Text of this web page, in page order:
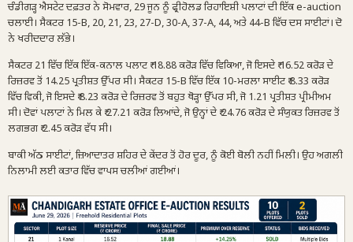
ਚੰਡੀਗੜ੍ਹ ਐਸਟੇਟ ਦਫ਼ਤਰ ਨੇ ਸੋਮਵਾਰ, 29 ਜੂਨ ਨੂੰ ਫ੍ਰੀਹੋਲਡ ਰਿਹਾਇਸ਼ੀ ਪਲਾਟਾਂ ਦੀ ਇੱਕ e-auction
ਚਲਾਈ। ਸੈਕਟਰ 15-B, 20, 21, 23, 27-D, 30-A, 37-A, 44, ਅਤੇ 44-B ਵਿੱਚ ਦਸ ਸਾਈਟਾਂ। ਦੋ
ਨੇ ਖਰੀਦਦਾਰ ਲੱਭੇ।
ਸੈਕਟਰ 21 ਵਿੱਚ ਇੱਕ ਇੱਕ-ਕਨਾਲ ਪਲਾਟ ₹ 18.88 ਕਰੋੜ ਵਿੱਚ ਵਿਕਿਆ, ਜੋ ਇਸਦੇ ₹ 16.52 ਕਰੋੜ ਦੇ
ਰਿਜ਼ਰਵ ਤੋਂ 14.25 ਪ੍ਰਤੀਸ਼ਤ ਉੱਪਰ ਸੀ। ਸੈਕਟਰ 15-B ਵਿੱਚ ਇੱਕ 10-ਮਰਲਾ ਸਾਈਟ ₹ 8.33 ਕਰੋੜ
ਵਿੱਚ ਵਿਕੀ, ਜੋ ਇਸਦੇ ₹ 8.23 ਕਰੋੜ ਦੇ ਰਿਜ਼ਰਵ ਤੋਂ ਬਹੁਤ ਥੋੜ੍ਹਾ ਉੱਪਰ ਸੀ, ਜੋ 1.21 ਪ੍ਰਤੀਸ਼ਤ ਪ੍ਰੀਮੀਅਮ
ਸੀ। ਦੋਵਾਂ ਪਲਾਟਾਂ ਨੇ ਮਿਲ ਕੇ ₹ 27.21 ਕਰੋੜ ਲਿਆਂਦੇ, ਜੋ ਉਨ੍ਹਾਂ ਦੇ ₹ 24.76 ਕਰੋੜ ਦੇ ਸੰਯੁਕਤ ਰਿਜ਼ਰਵ ਤੋਂ
ਲਗਭਗ ₹ 2.45 ਕਰੋੜ ਵੱਧ ਸੀ।
ਬਾਕੀ ਅੱਠ ਸਾਈਟਾਂ, ਜ਼ਿਆਦਾਤਰ ਸ਼ਹਿਰ ਦੇ ਕੇਂਦਰ ਤੋਂ ਹੋਰ ਦੂਰ, ਨੂੰ ਕੋਈ ਬੋਲੀ ਨਹੀਂ ਮਿਲੀ। ਉਹ ਅਗਲੀ
ਨਿਲਾਮੀ ਲਈ ਕਤਾਰ ਵਿੱਚ ਵਾਪਸ ਚਲੀਆਂ ਗਈਆਂ।